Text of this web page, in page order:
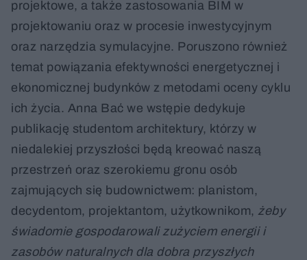
projektowe, a także zastosowania BIM w
projektowaniu oraz w procesie inwestycyjnym
oraz narzędzia symulacyjne. Poruszono również
temat powiązania efektywności energetycznej i
ekonomicznej budynków z metodami oceny cyklu
ich życia. Anna Bać we wstępie dedykuje
publikację studentom architektury, którzy w
niedalekiej przyszłości będą kreować naszą
przestrzeń oraz szerokiemu gronu osób
zajmujących się budownictwem: planistom,
decydentom, projektantom, użytkownikom, żeby
świadomie gospodarowali zużyciem energii i
zasobów naturalnych dla dobra przyszłych